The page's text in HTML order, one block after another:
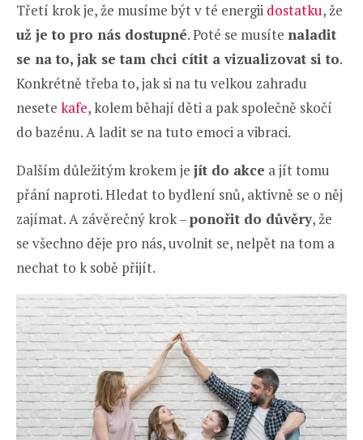
Třetí krok je, že musíme být v té energii dostatku, že
už je to pro nás dostupné. Poté se musíte naladit
se na to, jak se tam chci cítit a vizualizovat si to.
Konkrétně třeba to, jak si na tu velkou zahradu
nesete kafe, kolem běhají děti a pak společně skočí
do bazénu. A ladit se na tuto emoci a vibraci.
Dalším důležitým krokem je jít do akce a jít tomu
přání naproti. Hledat to bydlení snů, aktivně se o něj
zajímat. A závěrečný krok –ponořit do důvěry, že
se všechno děje pro nás, uvolnit se, nelpět na tom a
nechat to k sobě přijít.